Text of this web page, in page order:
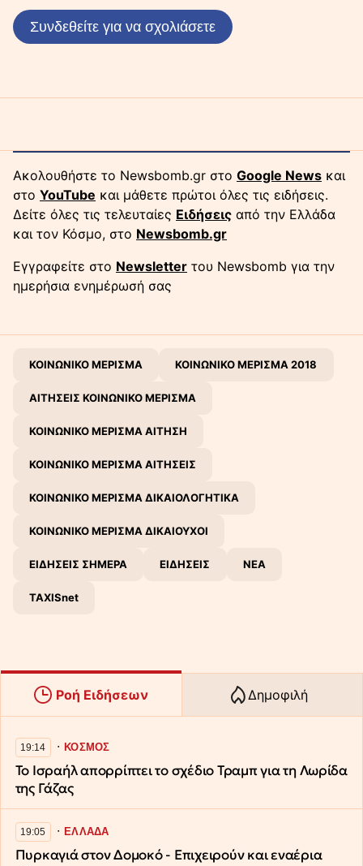
Συνδεθείτε για να σχολιάσετε
Ακολουθήστε το Newsbomb.gr στο Google News και
στο YouTube και μάθετε πρώτοι όλες τις ειδήσεις.
Δείτε όλες τις τελευταίες Ειδήσεις από την Ελλάδα
και τον Κόσμο, στο Newsbomb.gr
Εγγραφείτε στο Newsletter του Newsbomb για την
ημερήσια ενημέρωσή σας
ΚΟΙΝΩΝΙΚΟ ΜΕΡΙΣΜΑ ΚΟΙΝΩΝΙΚΟ ΜΕΡΙΣΜΑ 2018
ΑΙΤΗΣΕΙΣ ΚΟΙΝΩΝΙΚΟ ΜΕΡΙΣΜΑ
ΚΟΙΝΩΝΙΚΟ ΜΕΡΙΣΜΑ ΑΙΤΗΣΗ
ΚΟΙΝΩΝΙΚΟ ΜΕΡΙΣΜΑ ΑΙΤΗΣΕΙΣ
ΚΟΙΝΩΝΙΚΟ ΜΕΡΙΣΜΑ ΔΙΚΑΙΟΛΟΓΗΤΙΚΑ
ΚΟΙΝΩΝΙΚΟ ΜΕΡΙΣΜΑ ΔΙΚΑΙΟΥΧΟΙ
ΕΙΔΗΣΕΙΣ ΣΗΜΕΡΑ ΕΙΔΗΣΕΙΣ ΝΕΑ
TAXISnet
Ροή Ειδήσεων Δημοφιλή
19:14 ∙ΚΟΣΜΟΣ
Το Ισραήλ απορρίπτει το σχέδιο Τραμπ για τη Λωρίδα
της Γάζας
19:05 ∙ΕΛΛΑΔΑ
Πυρκαγιά στον Δομοκό - Επιχειρούν και εναέρια